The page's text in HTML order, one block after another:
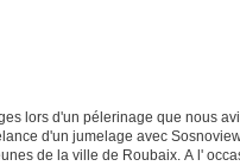
lors d'un pélerinage que nous
d'un jumelage avec
de la ville de Roubaix. A l'